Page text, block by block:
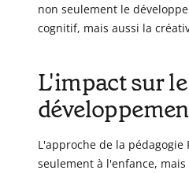
non seulement le
cognitif, mais aussi la
L'impact sur le
L'approche de la pédagogie
seulement à l'enfance,